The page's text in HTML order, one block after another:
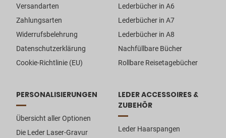
Versandarten
Zahlungsarten
Widerrufsbelehrung
Datenschutzerklärung
Cookie-Richtlinie (EU)
Lederbücher in A6
Lederbücher in A7
Lederbücher in A8
Nachfüllbare Bücher
Rollbare Reisetagebücher
PERSONALISIERUNGEN
Übersicht aller Optionen
Die Leder Laser-Gravur
LEDER ACCESSOIRES &
ZUBEHÖR
Leder Haarspangen